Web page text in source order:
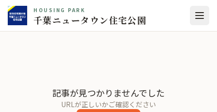
HOUSING PARK
千葉ニュータウン住宅公園
記事が見つかりませんでした
URLが正しいかご確認ください